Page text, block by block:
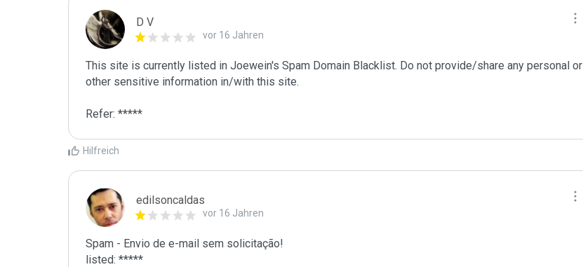
D V
vor 16 Jahren
This site is currently listed in Joewein's Spam Domain Blacklist. Do not provide/share any personal or
other sensitive information in/with this site.
Refer: *****
Hilfreich
edilsoncaldas
vor 16 Jahren
Spam - Envio de e-mail sem solicitação!
listed: *****